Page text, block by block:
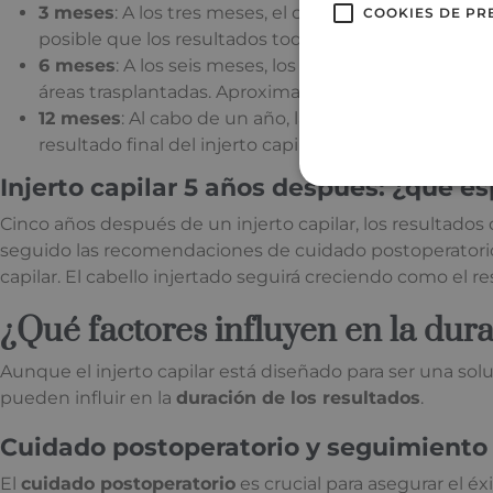
3 meses: A los tres meses, el cabello trasplantado
posible que los resultados todavía no sean muy
6 meses: A los seis meses, los pacientes pueden
áreas trasplantadas. Aproximadamente, entre el
12 meses: Al cabo de un año, la mayoría de los
resultado final del injerto capilar.
Injerto capilar 5 años después: ¿qué
Cinco años después de un injerto capilar, los resultados
seguido las recomendaciones de cuidado
capilar. El cabello injertado seguirá creciendo como el
¿Qué factores influyen en la
Aunque el injerto capilar está diseñado para ser una
pueden influir en la duración de los resultados.
Cuidado postoperatorio y
El cuidado postoperatorio es crucial para asegurar el
COOKIES DE